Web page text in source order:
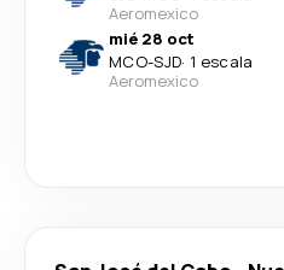
Aeromexico
mié 28 oct
MCO-SJD· 1 escala
Aeromexico